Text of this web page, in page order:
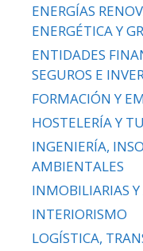
ENERGÍAS
ENERGÉTICA Y
ENTIDADES
SEGUROS E
FORMACIÓN Y
HOSTELERÍA Y
INGENIERÍA,
AMBIENTALES
INMOBILIARIAS
INTERIORISMO
LOGÍSTICA,